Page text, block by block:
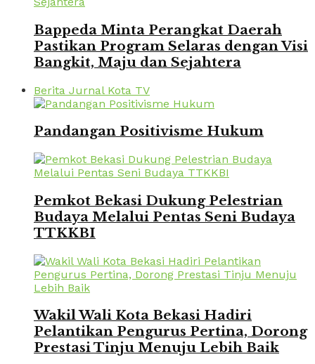
Bappeda Minta Perangkat Daerah
Pastikan Program Selaras dengan Visi
Bangkit, Maju dan Sejahtera
Berita Jurnal Kota TV
Pandangan Positivisme Hukum
Pemkot Bekasi Dukung Pelestrian
Budaya Melalui Pentas Seni Budaya
TTKKBI
Wakil Wali Kota Bekasi Hadiri
Pelantikan Pengurus Pertina, Dorong
Prestasi Tinju Menuju Lebih Baik